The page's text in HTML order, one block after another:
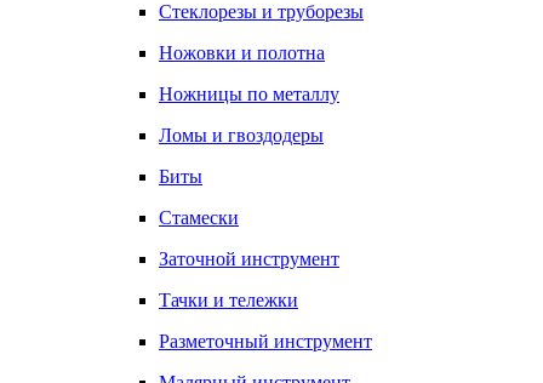
Стеклорезы и труборезы
Ножовки и полотна
Ножницы по металлу
Ломы и гвоздодеры
Биты
Стамески
Заточной инструмент
Тачки и тележки
Разметочный инструмент